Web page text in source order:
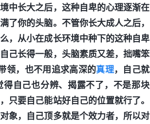
中长大之后，这种自卑的心理逐渐在
了你的头脑。不管你长大成人之后，
，从小在成长环境中种下的这种自卑
己长得一般，头脑素质又差，拙嘴笨
领，也不用追求高深的真理，自己就
自己也分辨、揭露不了，不是那块
只要自己能站好自己的位置就行了。
象，自己顶多就是个效力者，所以对